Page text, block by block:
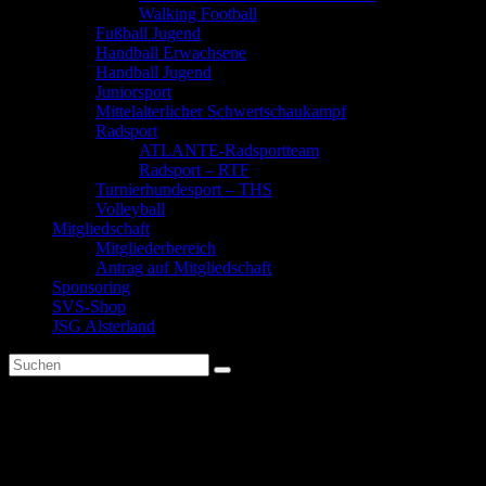
Walking Football
Fußball Jugend
Handball Erwachsene
Handball Jugend
Juniorsport
Mittelalterlicher Schwertschaukampf
Radsport
ATLANTE-Radsportteam
Radsport – RTF
Turnierhundesport – THS
Volleyball
Mitgliedschaft
Mitgliederbereich
Antrag auf Mitgliedschaft
Sponsoring
SVS-Shop
JSG Alsterland